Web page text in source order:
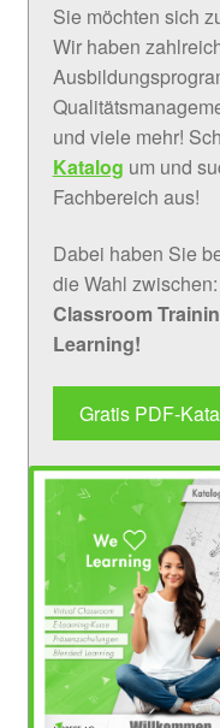
Sie möchten sich
Wir haben
und viele mehr!
Katalog um und
Fachbereich aus!
Dabei haben Sie
die Wahl zwischen:
Classroom
Learning!
Gratis PDF-